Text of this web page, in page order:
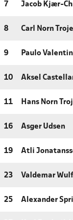
7 Jacob Kjær-
8 Carl Norn Trojel
9 Paulo
10 Aksel
11 Hans Norn
16 Asger Udsen
19 Atli
23 Valdemar
25 Alexander